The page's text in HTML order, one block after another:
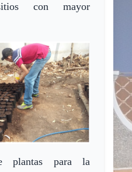
con mayor
plantas para la